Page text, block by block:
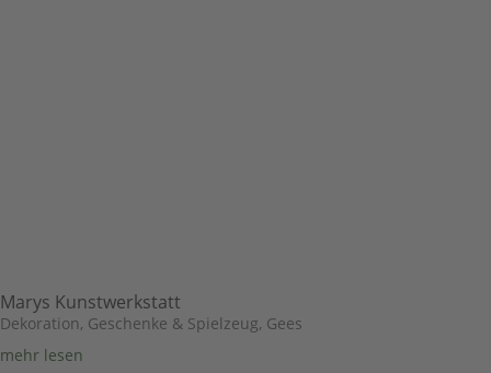
Marys Kunstwerkstatt
Dekoration, Geschenke & Spielzeug, Gees
mehr lesen